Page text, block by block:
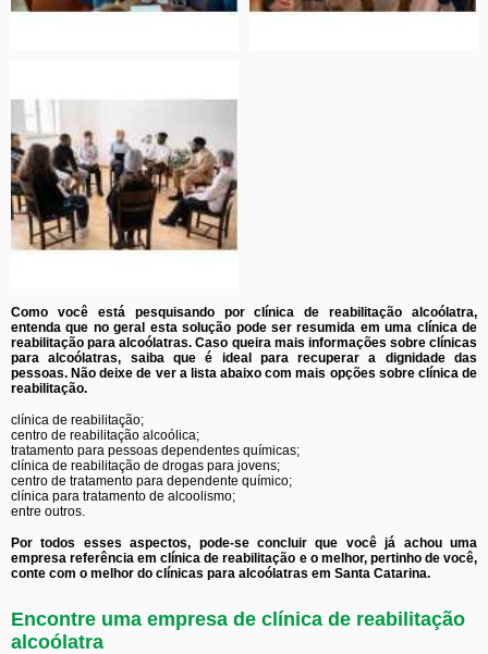
Como você está pesquisando por clínica de reabilitação alcoólatra,
entenda que no geral esta solução pode ser resumida em uma clínica de
reabilitação para alcoólatras. Caso queira mais informações sobre clínicas
para alcoólatras, saiba que é ideal para recuperar a dignidade das
pessoas. Não deixe de ver a lista abaixo com mais opções sobre clínica de
reabilitação.
clínica de reabilitação;
centro de reabilitação alcoólica;
tratamento para pessoas dependentes químicas;
clínica de reabilitação de drogas para jovens;
centro de tratamento para dependente químico;
clínica para tratamento de alcoolismo;
entre outros.
Por todos esses aspectos, pode-se concluir que você já achou uma
empresa referência em clínica de reabilitação e o melhor, pertinho de você,
conte com o melhor do clínicas para alcoólatras em Santa Catarina.
Encontre uma empresa de clínica de reabilitação
alcoólatra